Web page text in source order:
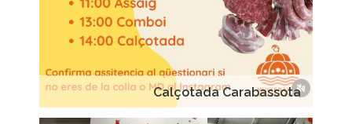
Calçotada Carabassota